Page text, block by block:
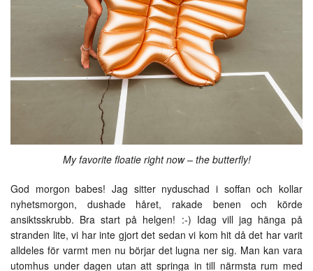
My favorite floatie right now – the butterfly!
God morgon babes! Jag sitter nyduschad i soffan och kollar
nyhetsmorgon, dushade håret, rakade benen och körde
ansiktsskrubb. Bra start på helgen! :-) Idag vill jag hänga på
stranden lite, vi har inte gjort det sedan vi kom hit då det har varit
alldeles för varmt men nu börjar det lugna ner sig. Man kan vara
utomhus under dagen utan att springa in till närmsta rum med